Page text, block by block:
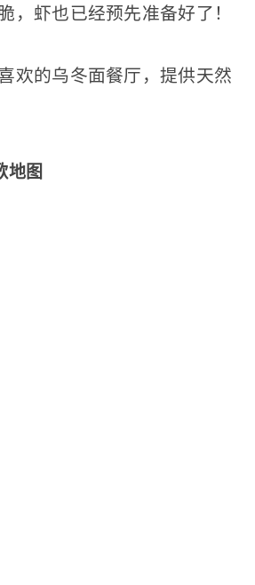
，虾也已经预先准备好了！
欢的乌冬面餐厅，提供天然
地图